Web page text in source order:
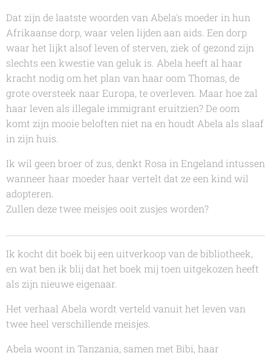
Dat zijn de laatste woorden van Abela's moeder in hun
Afrikaanse dorp, waar velen lijden aan aids. Een dorp
waar het lijkt alsof leven of sterven, ziek of gezond zijn
slechts een kwestie van geluk is. Abela heeft al haar
kracht nodig om het plan van haar oom Thomas, de
grote oversteek naar Europa, te overleven. Maar hoe zal
haar leven als illegale immigrant eruitzien? De oom
komt zijn mooie beloften niet na en houdt Abela als slaaf
in zijn huis.
Ik wil geen broer of zus, denkt Rosa in Engeland intussen
wanneer haar moeder haar vertelt dat ze een kind wil
adopteren.
Zullen deze twee meisjes ooit zusjes worden?
Ik kocht dit boek bij een uitverkoop van de bibliotheek,
en wat ben ik blij dat het boek mij toen uitgekozen heeft
als zijn nieuwe eigenaar.
Het verhaal Abela wordt verteld vanuit het leven van
twee heel verschillende meisjes.
Abela woont in Tanzania, samen met Bibi, haar